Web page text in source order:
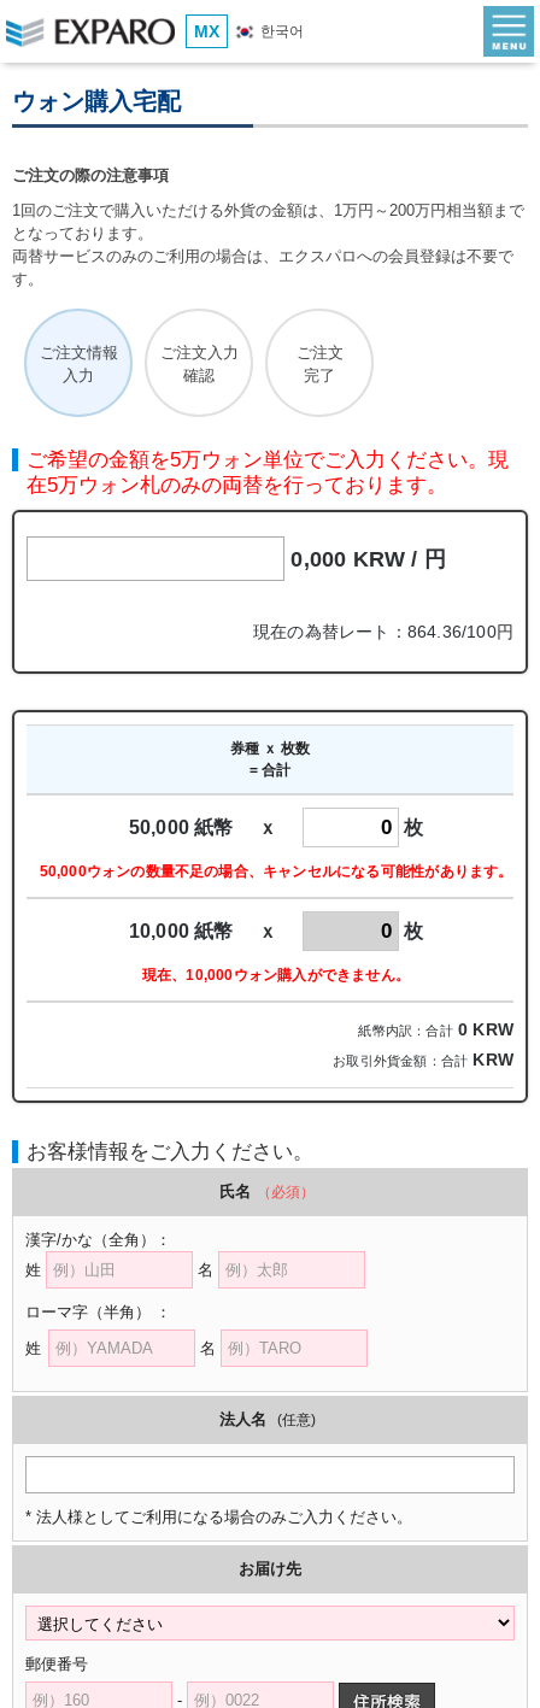
MX 한국어
ウォン購入宅配
ご注文の際の注意事項
1回のご注文で購入いただける外貨の金額は、1万円～200万円相当額まで
となっております。
両替サービスのみのご利用の場合は、エクスパロへの会員登録は不要で
す。
ご注文情報
入力
ご注文入力
確認
ご注文
完了
ご希望の金額を5万ウォン単位でご入力ください。現
在5万ウォン札のみの両替を行っております。
0,000 KRW / 円
現在の為替レート：864.36/100円
券種 ｘ 枚数
= 合計
50,000 紙幣 ｘ 枚
50,000ウォンの数量不足の場合、キャンセルになる可能性があります。
10,000 紙幣 ｘ 枚
現在、10,000ウォン購入ができません。
紙幣内訳：合計 0 KRW
お取引外貨金額：合計 KRW
お客様情報をご入力ください。
氏名 （必須）
漢字/かな （全角）
：
姓
名
ローマ字 （半角）
：
姓
名
法人名 (任意)
* 法人様としてご利用になる場合のみご入力ください。
お届け先
郵便番号
-